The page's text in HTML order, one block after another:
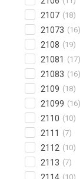
2107 (18)
21073 (16)
2108 (19)
21081 (17)
21083 (16)
2109 (18)
21099 (16)
2110 (10)
2111 (7)
2112 (10)
2113 (7)
2114 (10)